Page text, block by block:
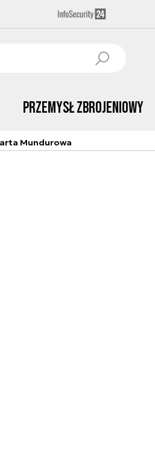
Przemysł Zbrojeniowy
Mundurowa